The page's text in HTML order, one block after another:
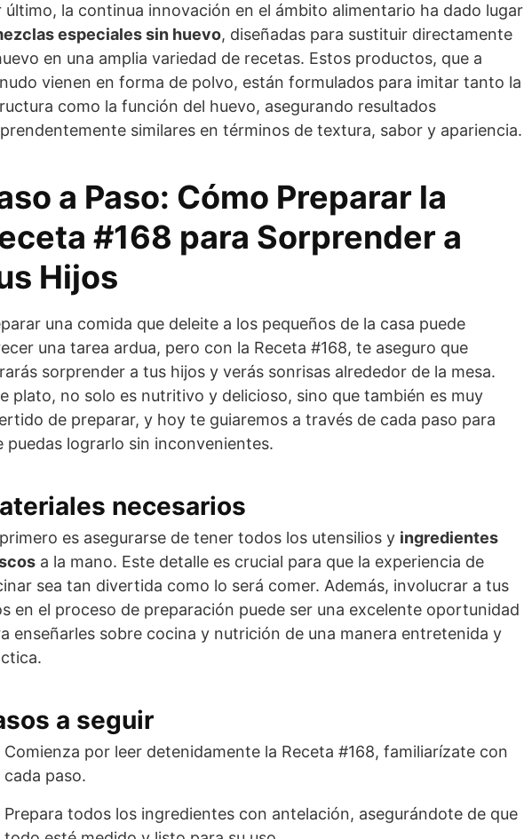
último, la continua innovación en el ámbito alimentario ha dado lugar
especiales sin huevo, diseñadas para sustituir directamente
en una amplia variedad de recetas. Estos productos, que a
vienen en forma de polvo, están formulados para imitar tanto la
como la función del huevo, asegurando resultados
similares en términos de textura, sabor y apariencia.
a Paso: Cómo Preparar la
#168 para Sorprender a
Hijos
una comida que deleite a los pequeños de la casa puede
una tarea ardua, pero con la Receta #168, te aseguro que
sorprender a tus hijos y verás sonrisas alrededor de la mesa.
plato, no solo es nutritivo y delicioso, sino que también es muy
de preparar, y hoy te guiaremos a través de cada paso para
puedas lograrlo sin inconvenientes.
necesarios
es asegurarse de tener todos los utensilios y ingredientes
a la mano. Este detalle es crucial para que la experiencia de
sea tan divertida como lo será comer. Además, involucrar a tus
en el proceso de preparación puede ser una excelente oportunidad
enseñarles sobre cocina y nutrición de una manera entretenida y
a seguir
Comienza por leer detenidamente la Receta #168, familiarízate con
cada paso.
Prepara todos los ingredientes con antelación, asegurándote de que